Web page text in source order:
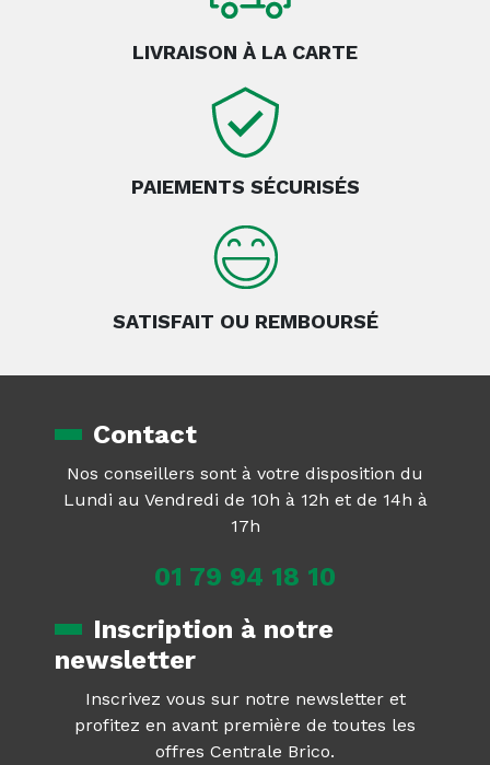
LIVRAISON À LA CARTE
PAIEMENTS SÉCURISÉS
SATISFAIT OU REMBOURSÉ
Contact
Nos conseillers sont à votre disposition du
Lundi au Vendredi de 10h à 12h et de 14h à
17h
01 79 94 18 10
Inscription à notre
newsletter
Inscrivez vous sur notre newsletter et
profitez en avant première de toutes les
offres Centrale Brico.